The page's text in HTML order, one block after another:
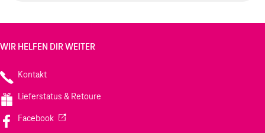
WIR HELFEN DIR WEITER
Kontakt
Lieferstatus & Retoure
Facebook(Wird in einem neuen Tab geöffnet)